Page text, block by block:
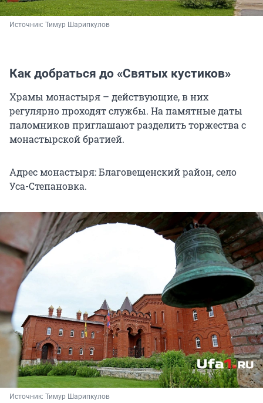
Источник: Тимур Шарипкулов
Как добраться до «Святых кустиков»
Храмы монастыря – действующие, в них
регулярно проходят службы. На памятные даты
паломников приглашают разделить торжества с
монастырской братией.
Адрес монастыря: Благовещенский район, село
Уса-Степановка.
Источник: Тимур Шарипкулов